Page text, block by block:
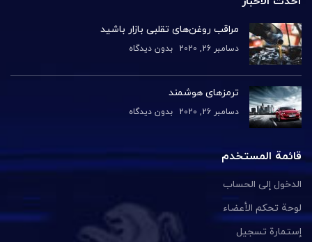
مراقب روغن‌های تقلبی بازار باشید
دسامبر 26, 2020 بدون دیدگاه
ترمزهای هوشمند
دسامبر 26, 2020 بدون دیدگاه
قائمة المستخدم
الدخول إلى الحساب
لوحة تحكم الأعضاء
إستمارة تسجيل